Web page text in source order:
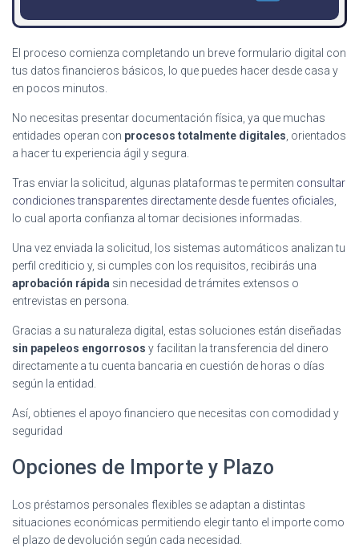
El proceso comienza completando un breve formulario digital con
tus datos financieros básicos, lo que puedes hacer desde casa y
en pocos minutos.
No necesitas presentar documentación física, ya que muchas
entidades operan con procesos totalmente digitales, orientados
a hacer tu experiencia ágil y segura.
Tras enviar la solicitud, algunas plataformas te permiten consultar
condiciones transparentes directamente desde fuentes oficiales,
lo cual aporta confianza al tomar decisiones informadas.
Una vez enviada la solicitud, los sistemas automáticos analizan tu
perfil crediticio y, si cumples con los requisitos, recibirás una
aprobación rápida sin necesidad de trámites extensos o
entrevistas en persona.
Gracias a su naturaleza digital, estas soluciones están diseñadas
sin papeleos engorrosos y facilitan la transferencia del dinero
directamente a tu cuenta bancaria en cuestión de horas o días
según la entidad.
Así, obtienes el apoyo financiero que necesitas con comodidad y
seguridad
Opciones de Importe y Plazo
Los préstamos personales flexibles se adaptan a distintas
situaciones económicas permitiendo elegir tanto el importe como
el plazo de devolución según cada necesidad.